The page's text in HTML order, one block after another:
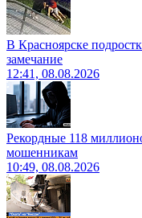
В Красноярске
замечание
12:41, 08.08.2026
Рекордные 118
мошенникам
10:49, 08.08.2026